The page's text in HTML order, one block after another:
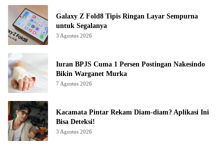
Galaxy Z Fold8 Tipis Ringan Layar Sempurna
untuk Segalanya
3 Agustus 2026
Iuran BPJS Cuma 1 Persen Postingan Nakesindo
Bikin Warganet Murka
7 Agustus 2026
Kacamata Pintar Rekam Diam-diam? Aplikasi Ini
Bisa Deteksi!
3 Agustus 2026